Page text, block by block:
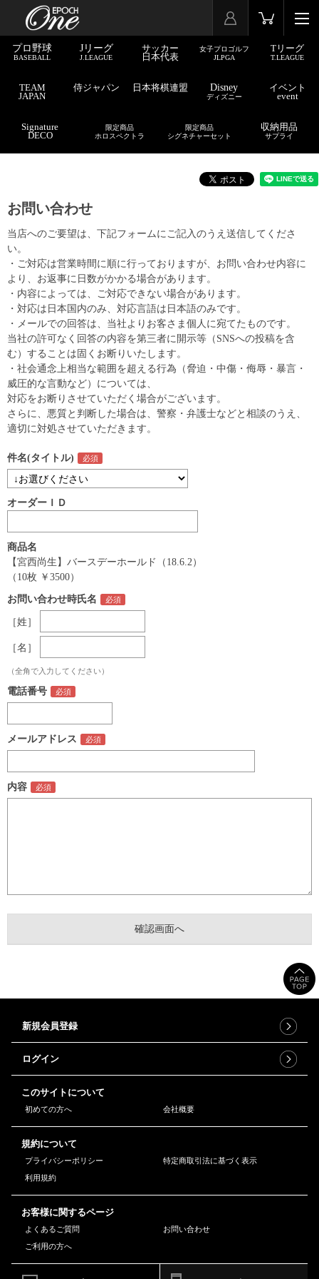
プロ野球
BASEBALL
Jリーグ
J.LEAGUE
サッカー
日本代表
女子プロゴルフ
JLPGA
Tリーグ
T.LEAGUE
TEAM
JAPAN
侍ジャパン 日本将棋連盟 Disney
ディズニー
イベント
event
Signature
DECO
限定商品
ホロスペクトラ
限定商品
シグネチャーセット
収納用品
サプライ
お問い合わせ
当店へのご要望は、下記フォームにご記入のうえ送信してくださ
い。
・ご対応は営業時間に順に行っておりますが、お問い合わせ内容に
より、お返事に日数がかかる場合があります。
・内容によっては、ご対応できない場合があります。
・対応は日本国内のみ、対応言語は日本語のみです。
・メールでの回答は、当社よりお客さま個人に宛てたものです。
当社の許可なく回答の内容を第三者に開示等（SNSへの投稿を含
む）することは固くお断りいたします。
・社会通念上相当な範囲を超える行為（脅迫・中傷・侮辱・暴言・
威圧的な言動など）については、
対応をお断りさせていただく場合がございます。
さらに、悪質と判断した場合は、警察・弁護士などと相談のうえ、
適切に対処させていただきます。
件名(タイトル)
オーダーＩＤ
商品名
【宮西尚生】バースデーホールド（18.6.2）
（10枚 ￥3500）
お問い合わせ時氏名
［姓］
［名］
（全角で入力してください）
電話番号
メールアドレス
内容
新規会員登録
ログイン
このサイトについて
初めての方へ 会社概要
規約について
プライバシーポリシー
特定商取引法に基づく表示
利用規約
お客様に関するページ
よくあるご質問
お問い合わせ
ご利用の方へ